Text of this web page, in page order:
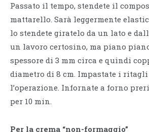
Passato il tempo, stendete il
mattarello. Sarà leggermente
lo stendete giratelo da un lato e
un lavoro certosino, ma piano
spessore di 3 mm circa e quindi
diametro di 8 cm. Impastate i ritagli
l’operazione. Infornate a forno
per 10 min.
Per la crema “non-formaggio”